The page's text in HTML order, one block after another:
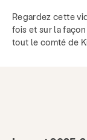
Regardez cette
fois et sur la
tout le comté de